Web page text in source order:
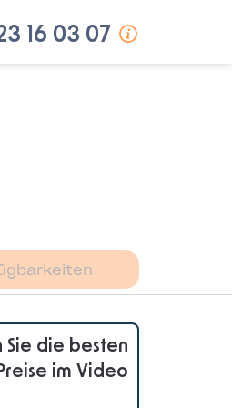
16 03 07
Sie die besten
im Video